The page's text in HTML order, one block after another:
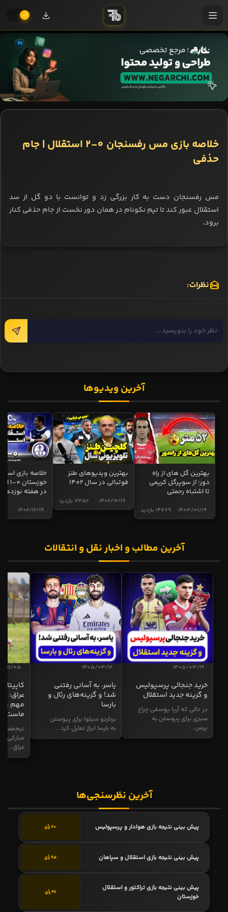
خلاصه بازی مس رفسنجان 0-2 استقلال | جام
حذفی
مس رفسنجان دست به کار بزرگی زد و توانست با دو گل از سد
استقلال عبور کند تا تیم نکونام در همان دور نخست از جام حذفی کنار
برود.
نظرات:
آخرین ویدیوها
بهترین گل های از راه
دور؛ از سوپرگل کریمی
تا اشتباه رحمتی
14779 بازدید 1403/01/19
بهترین ویدیوهای طنز
فوتبالی در سال 1402
7352 بازدید 1402/12/19
خلاصه بازی
در هفته نوزدهم
1402/12/19
آخرین مطالب و اخبار نقل و انتقالات
1405/03/19
خرید جنجالی پرسپولیس
و گزینه جدید استقلال
در حالی که آریا یوسفی چراغ
سبزی برای پیوستن به
پرس...
1405/03/12
یاسر، به آسانی رفتنی
شد! و گزینه‌های رئال و
بارسا
برناردو سیلوا برای پیوستن
به بارسا ابراز تمایل کرد...
11/05
عراق:
مهم و
ماست
نیم‌فصل
مبارکی
عراق...
آخرین نظرسنجی‌ها
پیش بینی نتیجه بازی هوادار و پرسپولیس 80 رأی
پیش بینی نتیجه بازی استقلال و سپاهان 95 رأی
پیش بینی نتیجه بازی تراکتور و استقلال
خوزستان
69 رأی